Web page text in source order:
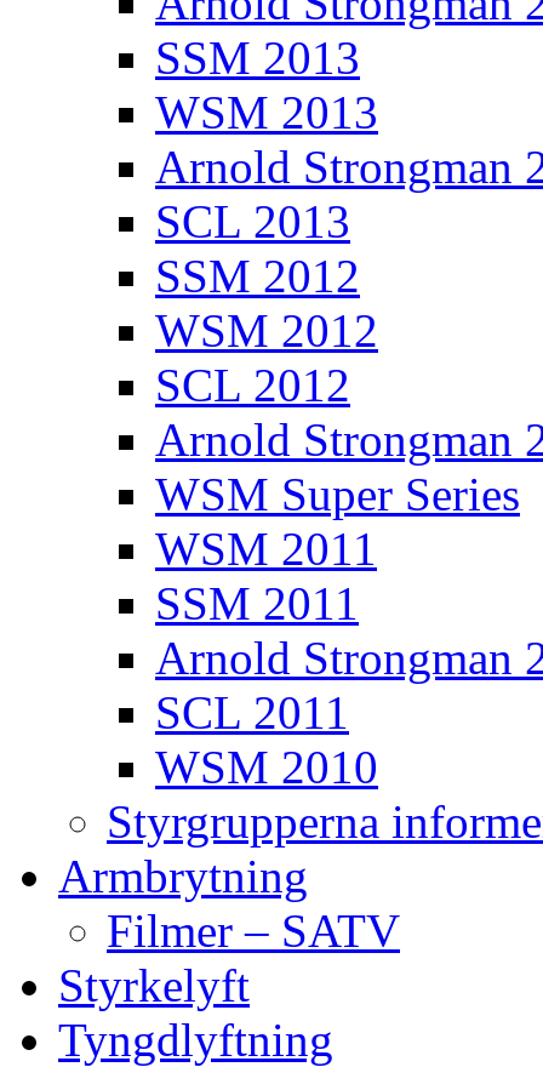
SSM 2013
WSM 2013
Arnold Strongman
SCL 2013
SSM 2012
WSM 2012
SCL 2012
Arnold Strongman
WSM Super Series
WSM 2011
SSM 2011
Arnold Strongman
SCL 2011
WSM 2010
Styrgrupperna
Armbrytning
Filmer – SATV
Styrkelyft
Tyngdlyftning